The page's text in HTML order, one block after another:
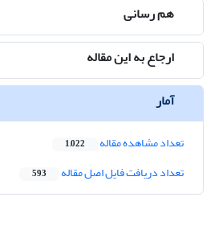
هم رسانی
ارجاع به این مقاله
آمار
تعداد مشاهده مقاله 1,022
تعداد دریافت فایل اصل مقاله 593